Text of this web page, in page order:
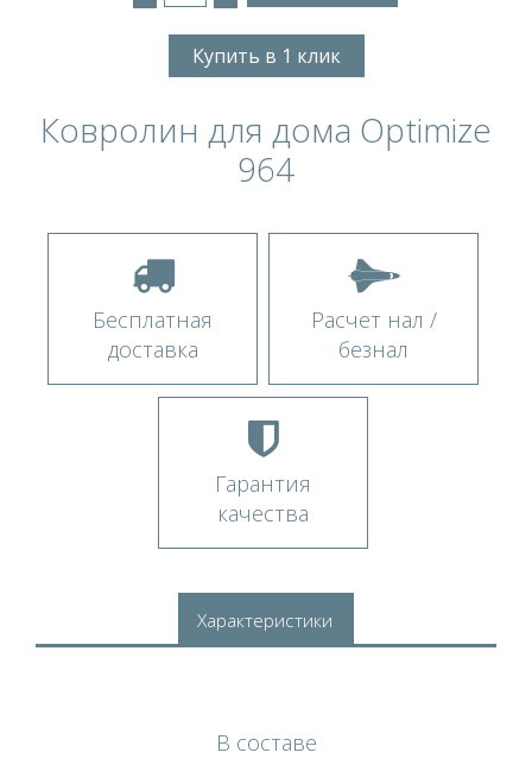
Купить в 1 клик
Ковролин для дома Optimize
964
Бесплатная
доставка
Расчет нал /
безнал
Гарантия
качества
Характеристики
В составе